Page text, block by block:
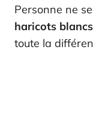
Personne ne
haricots blancs
toute la